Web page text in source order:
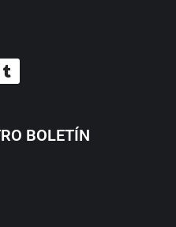
BOLETÍN